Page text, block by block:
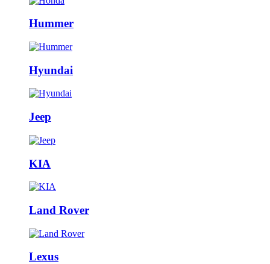
Hummer
Hyundai
Jeep
KIA
Land Rover
Lexus